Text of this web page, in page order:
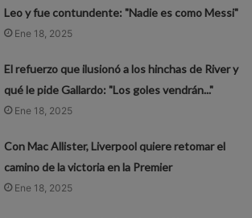
Leo y fue contundente: "Nadie es como Messi"
Ene 18, 2025
El refuerzo que ilusionó a los hinchas de River y
qué le pide Gallardo: "Los goles vendrán..."
Ene 18, 2025
Con Mac Allister, Liverpool quiere retomar el
camino de la victoria en la Premier
Ene 18, 2025